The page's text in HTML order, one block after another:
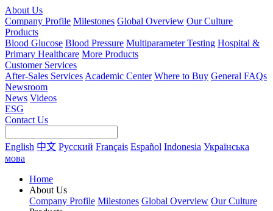
About Us
Company Profile Milestones Global Overview Our Culture
Products
Blood Glucose Blood Pressure Multiparameter Testing Hospital &
Primary Healthcare More Products
Customer Services
After-Sales Services Academic Center Where to Buy General FAQs
Newsroom
News Videos
ESG
Contact Us
English 中文 Русский Français Español Indonesia Українська
мова
Home
About Us
Company Profile Milestones Global Overview Our Culture